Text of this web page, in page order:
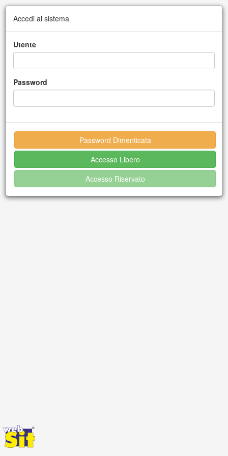
Accedi al sistema
Utente
Password
Password Dimenticata
Accesso Libero
Accesso Riservato